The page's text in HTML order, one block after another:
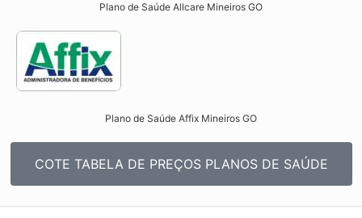
Plano de Saúde Allcare Mineiros GO​
Plano de Saúde Affix Mineiros GO​
COTE TABELA DE PREÇOS PLANOS DE SAÚDE